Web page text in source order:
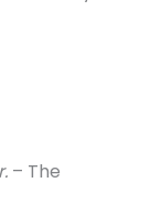
– The